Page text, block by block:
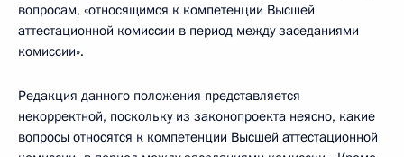
вопросам, «относящимся к компетенции Высшей
аттестационной комиссии в период между заседаниями
комиссии».
Редакция данного положения представляется
некорректной, поскольку из законопроекта неясно, какие
вопросы относятся к компетенции Высшей аттестационной